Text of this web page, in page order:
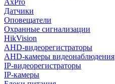
AxPro
Датчики
Оповещатели
Охранные сигнализации
HikVision
AHD-видеорегистраторы
AHD-камеры видеонаблюдения
IP-видеорегистраторы
IP-камеры